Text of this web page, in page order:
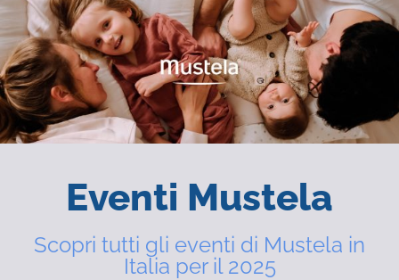
Eventi Mustela
Scopri tutti gli eventi di Mustela in
Italia per il 2025